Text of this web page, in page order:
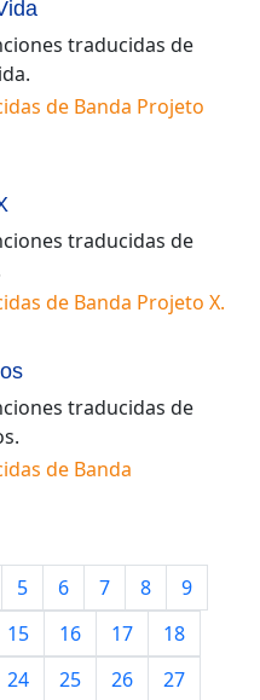
traducidas de
.
de Banda Projeto
traducidas de
de Banda Projeto X.
traducidas de
.
de Banda
5 6 7 8
9
15 16 17
18
24 25 26
27